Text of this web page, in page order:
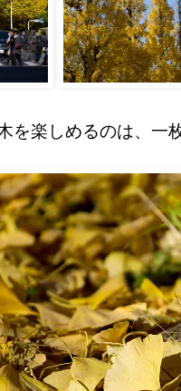
を楽しめるのは、